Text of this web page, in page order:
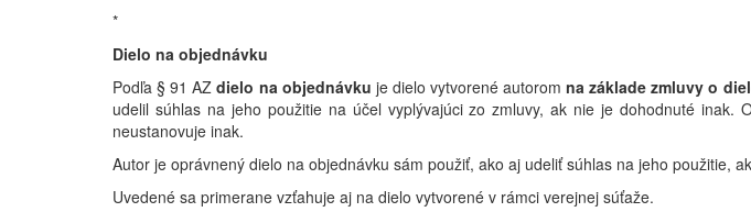
*
Dielo na objednávku
Podľa § 91 AZdielo na objednávku je dielo vytvorené autoromna základe zmluvy o
udelil súhlas na jeho použitie na účel vyplývajúci zo zmluvy, ak nie je dohodnuté
neustanovuje inak.
Autor je oprávnený dielo na objednávku sám použiť, ako aj udeliť súhlas na jeho použitie,
Uvedené sa primerane vzťahuje aj na dielo vytvorené v rámci verejnej súťaže.